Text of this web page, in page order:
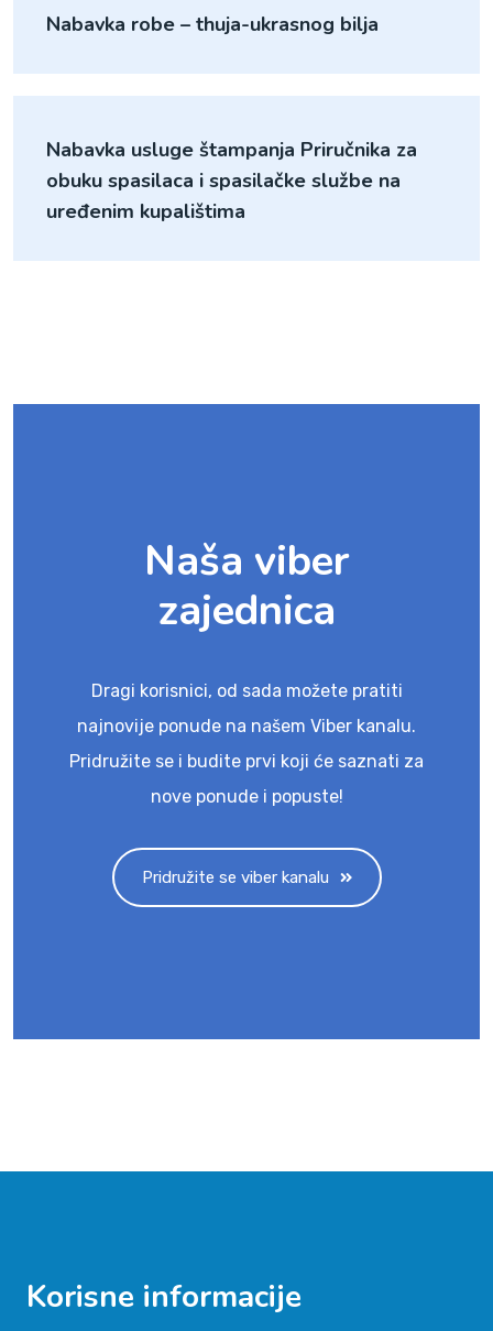
Nabavka robe – thuja-ukrasnog bilja
Nabavka usluge štampanja Priručnika za
obuku spasilaca i spasilačke službe na
uređenim kupalištima
Naša viber
zajednica
Dragi korisnici, od sada možete pratiti
najnovije ponude na našem Viber kanalu.
Pridružite se i budite prvi koji će saznati za
nove ponude i popuste!
Pridružite se viber kanalu
Korisne informacije